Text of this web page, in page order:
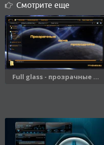
Смотрите еще
Full glass - прозрачные ...